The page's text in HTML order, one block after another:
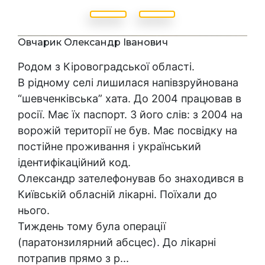
Овчарик Олександр Іванович
Родом з Кіровоградської області.
В рідному селі лишилася напівзруйнована
“шевченківська” хата. До 2004 працював в
росії. Має їх паспорт. З його слів: з 2004 на
ворожій території не був. Має посвідку на
постійне проживання і український
ідентифікаційний код.
Олександр зателефонував бо знаходився в
Київській обласній лікарні. Поїхали до
нього.
Тиждень тому була операції
(паратонзилярний абсцес). До лікарні
потрапив прямо з р...